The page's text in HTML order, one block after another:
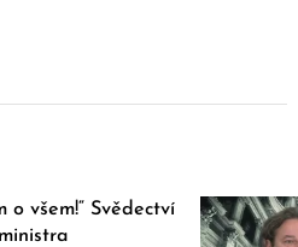
o všem!“ Svědectví